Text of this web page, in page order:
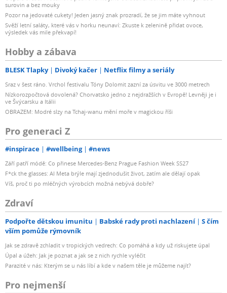
surovin a bez mouky
Pozor na jedovaté cukety! Jeden jasný znak prozradí, že se jim máte vyhnout
Svěží letní saláty, které vás v horku neunaví: Zkuste k zelenině přidat ovoce,
výsledek vás mile překvapí!
Hobby a zábava
BLESK Tlapky Divoký kačer Netflix filmy a seriály
Sraz v šest ráno. Vrchol festivalu Tóny Dolomit zazní za úsvitu ve 3000 metrech
Nízkorozpočtová dovolená? Chorvatsko jedno z nejdražších v Evropě! Levněji je i
ve Švýcarsku a Itálii
OBRAZEM: Modré slzy na Tchaj-wanu mění moře v magickou říši
Pro generaci Z
#inspirace #wellbeing #news
Září patří módě: Co přinese Mercedes-Benz Prague Fashion Week SS27
F*ck the glasses: AI Meta brýle mají zjednodušit život, zatím ale dělají opak
Víš, proč ti po mléčných výrobcích možná nebývá dobře?
Zdraví
Podpořte dětskou imunitu Babské rady proti nachlazení
S čím
vším pomůže rýmovník
Jak se zdravě zchladit v tropických vedrech: Co pomáhá a kdy už riskujete úpal
Úpal a úžeh: Jak je poznat a jak se z nich rychle vyléčit
Parazité v nás: Kterým se u nás líbí a kde v našem těle je můžeme najít?
Pro nejmenší